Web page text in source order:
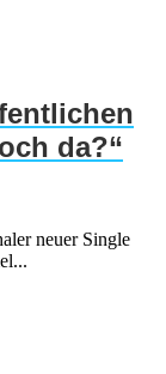
da?“
neuer Single